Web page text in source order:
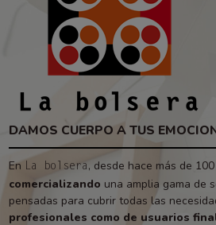
DAMOS CUERPO A TUS
En La bolsera , desde hace más de
comercializando una amplia gama de
pensadas para cubrir todas las
profesionales como de usuarios